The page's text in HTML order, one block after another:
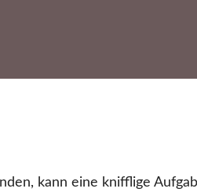
kann eine knifflige